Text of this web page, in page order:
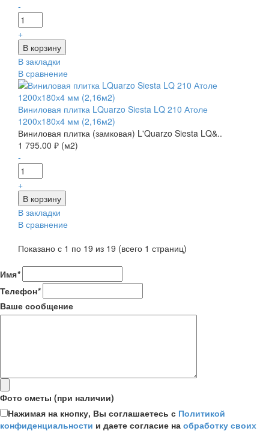
-
+
В закладки
В сравнение
Виниловая плитка LQuarzo Siesta LQ 210 Атоле
1200х180х4 мм (2,16м2)
Виниловая плитка (замковая) L'Quarzo Siesta LQ&..
1 795.00 ₽ (м2)
-
+
В закладки
В сравнение
Показано с 1 по 19 из 19 (всего 1 страниц)
Имя*
Телефон*
Ваше сообщение
Фото сметы (при наличии)
Нажимая на кнопку, Вы соглашаетесь с Политикой
конфиденциальности и даете согласие на обработку своих